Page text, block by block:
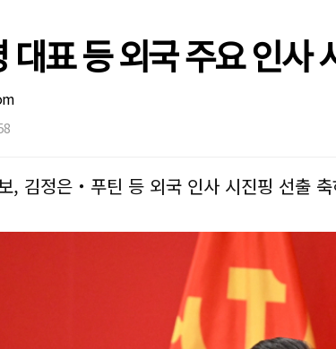
대표 등 외국 주요 인사
, 김정은‧푸틴 등 외국 인사 시진핑 선출